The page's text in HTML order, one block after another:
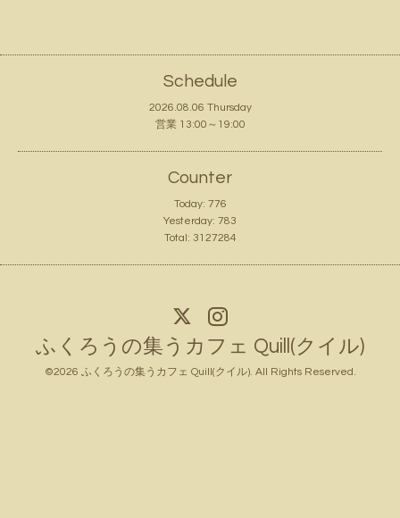
Schedule
2026.08.06 Thursday
営業 13:00～19:00
Counter
Today: 776
Yesterday: 783
Total: 3127284
ふくろうの集うカフェ Quill(クイル)
©2026 ふくろうの集うカフェ Quill(クイル). All Rights Reserved.